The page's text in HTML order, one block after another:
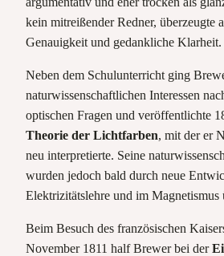
kein mitreißender Redner, überzeugte
Genauigkeit und gedankliche Klarheit.
Neben dem Schulunterricht ging
naturwissenschaftlichen Interessen
optischen Fragen und veröffentlichte
Theorie der Lichtfarben, mit der er
neu interpretierte. Seine
wurden jedoch bald durch neue
Elektrizitätslehre und im Magnetismus
Beim Besuch des französischen
November 1811 half Brewer bei der